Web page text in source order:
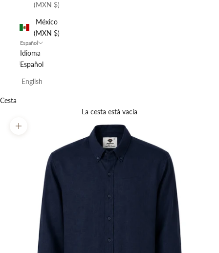
(MXN $)
México
(MXN $)
Español
Idioma
Español
English
Cesta
La cesta está vacía
Zoom